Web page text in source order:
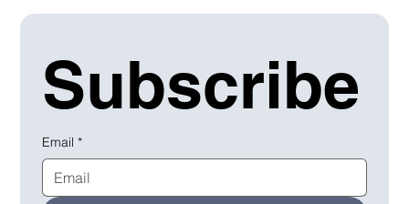
Subscribe
Email *